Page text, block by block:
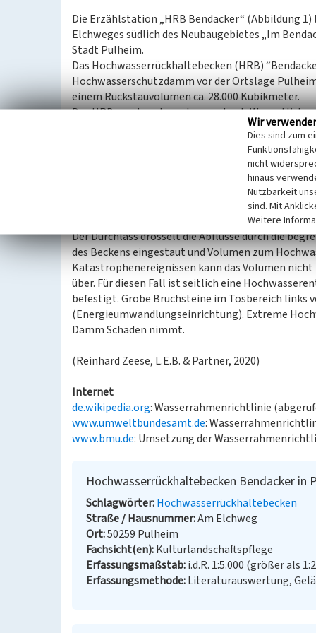
Die Erzählstation „HRB Bendacker“ (Abbildung
Elchweges südlich des Neubaugebietes „Im
Stadt Pulheim.
Das Hochwasserrückhaltebecken (HRB)
Hochwasserschutzdamm vor der Ortslage
einem Rückstauvolumen ca. 28.000 Kubikmeter.
Das HRB wurde naturnah ausgebaut.
ist die im Luftbild (Abbildung 2) sehr gut
genutzte Fläche des Rückhaltebeckens. Das
kleine Hochwasserereignisse stauen die Fläche
angepasste Flora und Fauna anzutreffen
Der Damm ist am Durchlass für kleinere
abdeckendes Gitter einsehbar (Abbildung 6) und
Der Durchlass drosselt die Abflüsse durch die
des Beckens eingestaut und Volumen zum
Katastrophenereignissen kann das Volumen
über. Für diesen Fall ist seitlich eine
befestigt. Grobe Bruchsteine im Tosbereich links
(Energieumwandlungseinrichtung). Extreme
Damm Schaden nimmt.
(Reinhard Zeese, L.E.B. & Partner, 2020)
Internet
de.wikipedia.org: Wasserrahmenrichtlinie
www.umweltbundesamt.de:
www.bmu.de: Umsetzung der
Hochwasserrückhaltebecken Bendacker in
Schlagwörter Hochwasserrückhaltebecken
Straße / Hausnummer Am Elchweg
Ort 50259 Pulheim
Fachsicht(en) Kulturlandschaftspflege
Erfassungsmaßstab i.d.R. 1:5.000 (größer als
Erfassungsmethode Literaturauswertung,
Wir
Dies sind zum
nicht
hinaus
Nutzbarkeit
sind. Mit
Weitere